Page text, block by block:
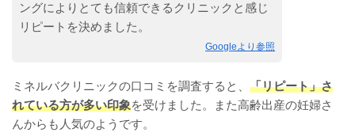
ングによりとても信頼できるクリニックと感じ
リピートを決めました。
Googleより参照
ミネルバクリニックの口コミを調査すると、 「リピート」さ
れている方が多い印象を受けました。また高齢出産の妊婦さ
んからも人気のようです。